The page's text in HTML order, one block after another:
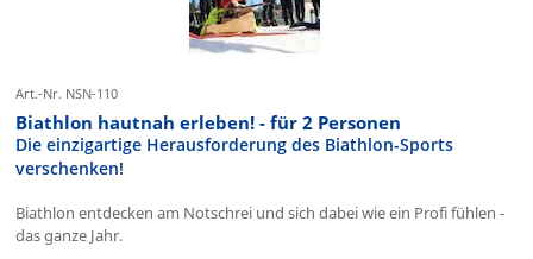
Art.-Nr. NSN-110
Biathlon hautnah erleben! - für 2 Personen
Die einzigartige Herausforderung des Biathlon-Sports
verschenken!
Biathlon entdecken am Notschrei und sich dabei wie ein Profi fühlen -
das ganze Jahr.